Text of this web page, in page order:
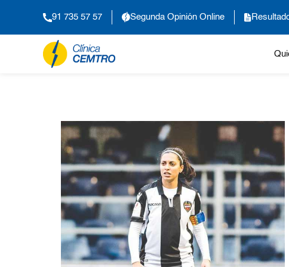
91 735 57 57 Segunda Opinión Online